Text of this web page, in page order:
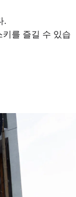
.
를 즐길 수 있습